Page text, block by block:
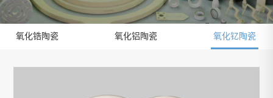
氧化锆陶瓷 氧化铝陶瓷 氧化钇陶瓷